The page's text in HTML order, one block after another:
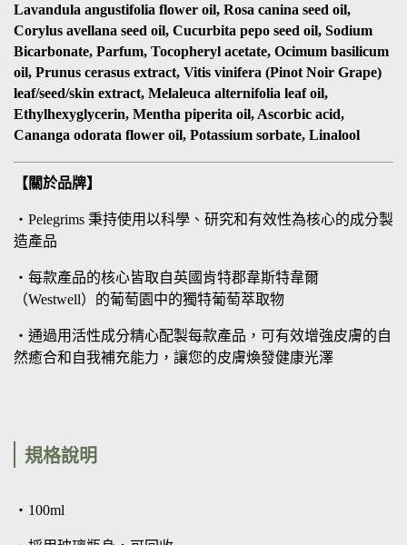
Lavandula angustifolia flower oil, Rosa canina seed oil,
Corylus avellana seed oil, Cucurbita pepo seed oil, Sodium
Bicarbonate, Parfum, Tocopheryl acetate, Ocimum basilicum
oil, Prunus cerasus extract, Vitis vinifera (Pinot Noir Grape)
leaf/seed/skin extract, Melaleuca alternifolia leaf oil,
Ethylhexyglycerin, Mentha piperita oil, Ascorbic acid,
Cananga odorata flower oil, Potassium sorbate, Linalool
【關於品牌】
・Pelegrims 秉持使用以科學、研究和有效性為核心的成分製
造產品
・每款產品的核心皆取自英國肯特郡韋斯特韋爾
（Westwell）的葡萄園中的獨特葡萄萃取物
・通過用活性成分精心配製每款產品，可有效增強皮膚的自
然癒合和自我補充能力，讓您的皮膚煥發健康光澤
規格說明
・100ml